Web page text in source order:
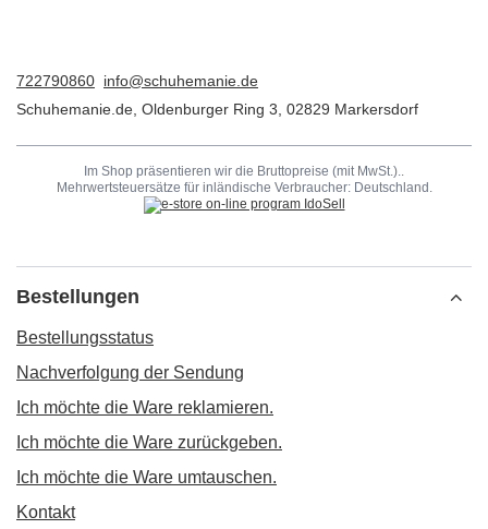
722790860 info@schuhemanie.de
Schuhemanie.de Oldenburger Ring 3 02829 Markersdorf
Im Shop präsentieren wir die Bruttopreise (mit MwSt.)..
Mehrwertsteuersätze für inländische Verbraucher: Deutschland .
Bestellungen
Bestellungsstatus
Nachverfolgung der Sendung
Ich möchte die Ware reklamieren.
Ich möchte die Ware zurückgeben.
Ich möchte die Ware umtauschen.
Kontakt